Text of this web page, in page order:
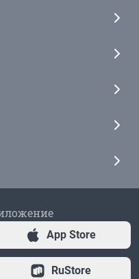
App Store
RuStore